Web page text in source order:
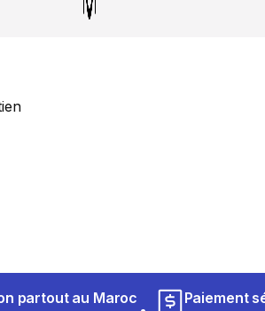
partout au Maroc Paiement